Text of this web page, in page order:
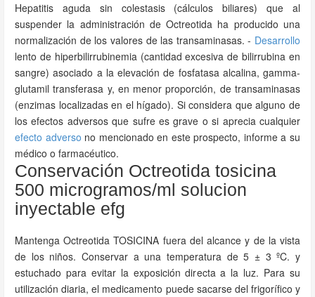
Hepatitis aguda sin colestasis (cálculos biliares) que al
suspender la administración de Octreotida ha producido una
normalización de los valores de las transaminasas. - Desarrollo
lento de hiperbilirrubinemia (cantidad excesiva de bilirrubina en
sangre) asociado a la elevación de fosfatasa alcalina, gamma-
glutamil transferasa y, en menor proporción, de transaminasas
(enzimas localizadas en el hígado). Si considera que alguno de
los efectos adversos que sufre es grave o si aprecia cualquier
efecto adverso no mencionado en este prospecto, informe a su
médico o farmacéutico.
Conservación Octreotida tosicina
500 microgramos/ml solucion
inyectable efg
Mantenga Octreotida TOSICINA fuera del alcance y de la vista
de los niños. Conservar a una temperatura de 5 ± 3 ºC. y
estuchado para evitar la exposición directa a la luz. Para su
utilización diaria, el medicamento puede sacarse del frigorífico y